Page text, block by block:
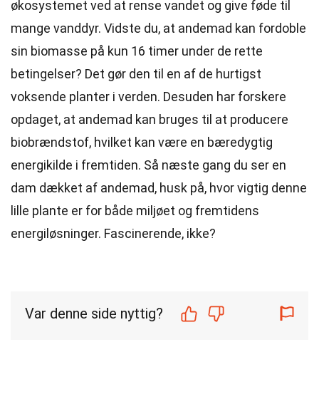
økosystemet ved at rense vandet og give føde til
mange vanddyr. Vidste du, at andemad kan fordoble
sin biomasse på kun 16 timer under de rette
betingelser? Det gør den til en af de hurtigst
voksende planter i verden. Desuden har forskere
opdaget, at andemad kan bruges til at producere
biobrændstof, hvilket kan være en bæredygtig
energikilde i fremtiden. Så næste gang du ser en
dam dækket af andemad, husk på, hvor vigtig denne
lille plante er for både miljøet og fremtidens
energiløsninger. Fascinerende, ikke?
Var denne side nyttig?